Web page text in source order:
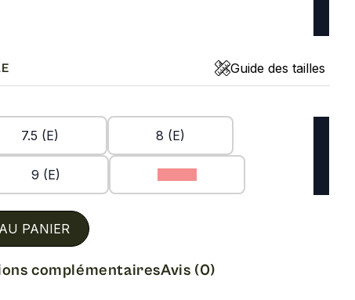
Guide des tailles
7.5 (E) 8 (E)
9 (E)
PANIER
complémentairesAvis (0)